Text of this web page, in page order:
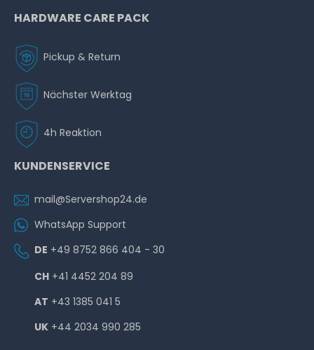
HARDWARE CARE PACK
Pickup & Return
Nächster Werktag
4h Reaktion
KUNDENSERVICE
mail@Servershop24.de
WhatsApp Support
DE +49 8752 866 404 - 30
CH +41 4452 204 89
AT +43 1385 041 5
UK +44 2034 990 285